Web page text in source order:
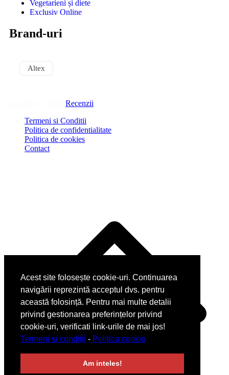
Acest site folosește cookie-uri. Continuarea
navigării reprezintă acceptul dvs. pentru
această folosință. Pentru mai multe detalii
privind gestionarea preferințelor privind
cookie-uri, verificati link-urile de mai jos!
Termeni si conditii - Politica cookie
Am inteles!
Vegetarieni și diete
Exclusiv Online
Brand-uri
Altex
Recenzii
Termeni si Conditii
Politica de confidentialitate
Politica de cookies
Contact